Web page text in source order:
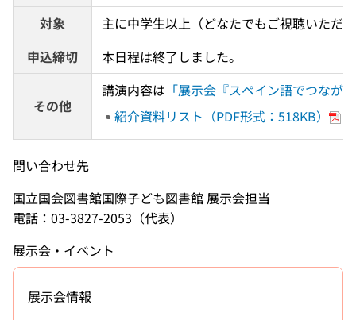
対象
主に中学生以上（どなたでもご視聴いただ
申込締切
本日程は終了しました。
その他
講演内容は 「展示会『スペイン語でつな
紹介資料リスト（PDF形式：518KB）
問い合わせ先
国立国会図書館国際子ども図書館 展示会担当
電話：03-3827-2053（代表）
展示会・イベント
展示会情報